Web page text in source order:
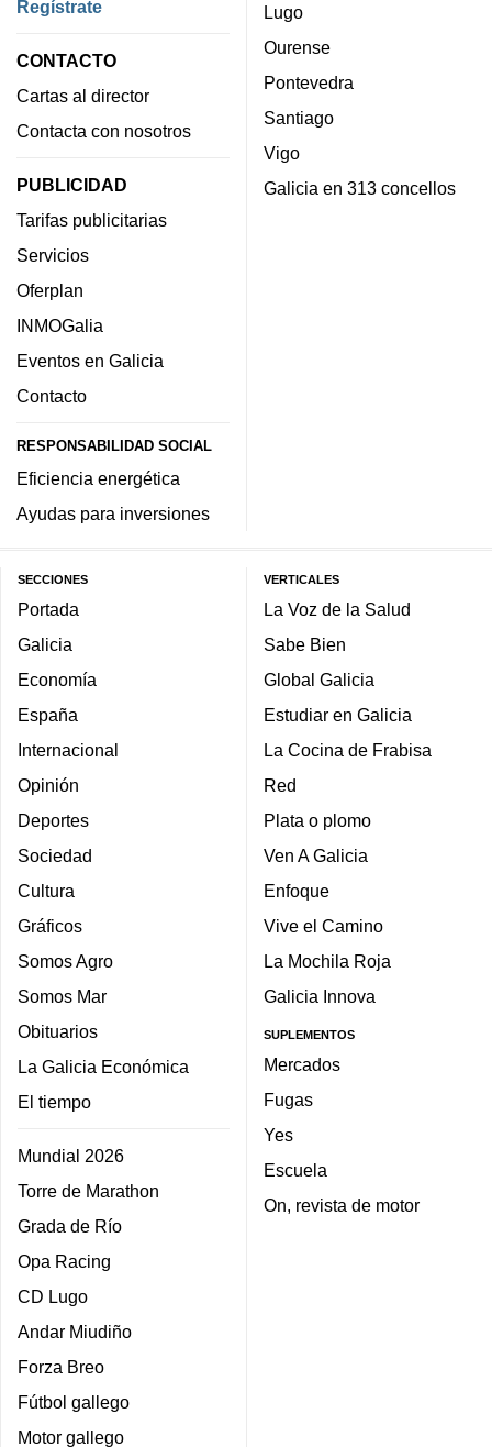
Regístrate
CONTACTO
Cartas al director
Contacta con nosotros
PUBLICIDAD
Tarifas publicitarias
Servicios
Oferplan
INMOGalia
Eventos en Galicia
Contacto
RESPONSABILIDAD SOCIAL
Eficiencia energética
Ayudas para inversiones
Lugo
Ourense
Pontevedra
Santiago
Vigo
Galicia en 313 concellos
SECCIONES
Portada
Galicia
Economía
España
Internacional
Opinión
Deportes
Sociedad
Cultura
Gráficos
Somos Agro
Somos Mar
Obituarios
La Galicia Económica
El tiempo
Mundial 2026
Torre de Marathon
Grada de Río
Opa Racing
CD Lugo
Andar Miudiño
Forza Breo
Fútbol gallego
Motor gallego
VERTICALES
La Voz de la Salud
Sabe Bien
Global Galicia
Estudiar en Galicia
La Cocina de Frabisa
Red
Plata o plomo
Ven A Galicia
Enfoque
Vive el Camino
La Mochila Roja
Galicia Innova
SUPLEMENTOS
Mercados
Fugas
Yes
Escuela
On, revista de motor